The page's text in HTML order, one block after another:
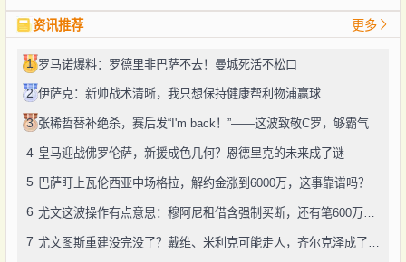
资讯推荐 更多
1 罗马诺爆料：罗德里非巴萨不去！曼城死活不松口
2 伊萨克：新帅战术清晰，我只想保持健康帮利物浦赢球
3 张稀哲替补绝杀，赛后发“I'm back！”——这波致敬C罗，够霸气
4 皇马迎战佛罗伦萨，新援成色几何？恩德里克的未来成了谜
5 巴萨盯上瓦伦西亚中场格拉，解约金涨到6000万，这事靠谱吗？
6
7